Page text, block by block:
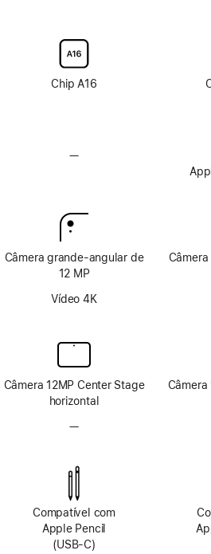
vidro
nano-
texture
Chip A16
—Sem
Câmera grande-angular de
12 MP
Vídeo 4K
Câmera 12MP Center Stage
horizontal
—Sem
câmera
Compatível com
Apple Pencil
(USB-C)
Câmera